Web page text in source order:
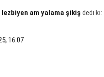
lezbiyen am yalama şikiş dedi ki:
16:07